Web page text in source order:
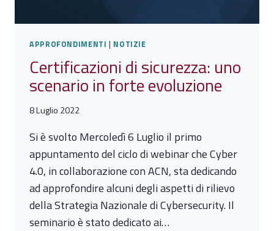
APPROFONDIMENTI | NOTIZIE
Certificazioni di sicurezza: uno
scenario in forte evoluzione
8 Luglio 2022
Si è svolto Mercoledì 6 Luglio il primo
appuntamento del ciclo di webinar che Cyber
4.0, in collaborazione con ACN, sta dedicando
ad approfondire alcuni degli aspetti di rilievo
della Strategia Nazionale di Cybersecurity. Il
seminario è stato dedicato ai…